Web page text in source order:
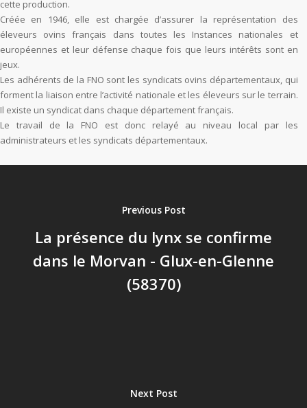
cette production.
Créée en 1946, elle est chargée d’assurer la représentation des
éleveurs ovins français dans toutes les Instances nationales et
européennes et leur défense chaque fois que leurs intérêts sont en
jeux.
Les adhérents de la FNO sont les syndicats ovins départementaux, qui
forment la liaison entre l’activité nationale et les éleveurs sur le terrain.
Il existe un syndicat dans chaque département français.
Le travail de la FNO est donc relayé au niveau local par les
administrateurs et les syndicats départementaux.
Previous Post
La présence du lynx se confirme
dans le Morvan - Glux-en-Glenne
(58370)
Next Post